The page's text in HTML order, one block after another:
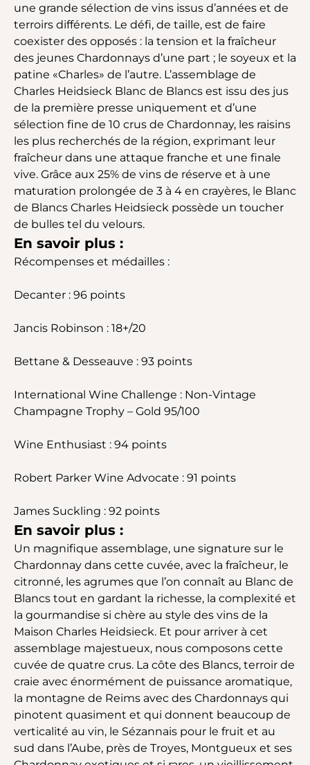
une grande sélection de vins issus d’années et de
terroirs différents. Le défi, de taille, est de faire
coexister des opposés : la tension et la fraîcheur
des jeunes Chardonnays d’une part ; le soyeux et la
patine «Charles» de l’autre. L’assemblage de
Charles Heidsieck Blanc de Blancs est issu des jus
de la première presse uniquement et d’une
sélection fine de 10 crus de Chardonnay, les raisins
les plus recherchés de la région, exprimant leur
fraîcheur dans une attaque franche et une finale
vive. Grâce aux 25% de vins de réserve et à une
maturation prolongée de 3 à 4 en crayères, le Blanc
de Blancs Charles Heidsieck possède un toucher
de bulles tel du velours.
En savoir plus :
Récompenses et médailles :
Decanter : 96 points
Jancis Robinson : 18+/20
Bettane & Desseauve : 93 points
International Wine Challenge : Non-Vintage
Champagne Trophy – Gold 95/100
Wine Enthusiast : 94 points
Robert Parker Wine Advocate : 91 points
James Suckling : 92 points
En savoir plus :
Un magnifique assemblage, une signature sur le
Chardonnay dans cette cuvée, avec la fraîcheur, le
citronné, les agrumes que l’on connaît au Blanc de
Blancs tout en gardant la richesse, la complexité et
la gourmandise si chère au style des vins de la
Maison Charles Heidsieck. Et pour arriver à cet
assemblage majestueux, nous composons cette
cuvée de quatre crus. La côte des Blancs, terroir de
craie avec énormément de puissance aromatique,
la montagne de Reims avec des Chardonnays qui
pinotent quasiment et qui donnent beaucoup de
verticalité au vin, le Sézannais pour le fruit et au
sud dans l’Aube, près de Troyes, Montgueux et ses